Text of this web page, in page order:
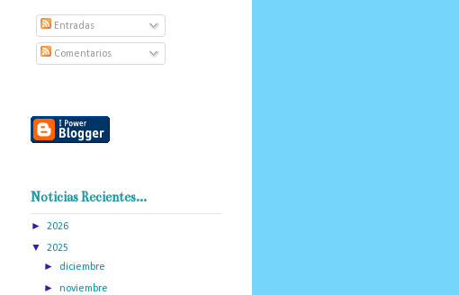
Entradas
Comentarios
Noticias Recientes...
► 2026
▼ 2025
► diciembre
►noviembre